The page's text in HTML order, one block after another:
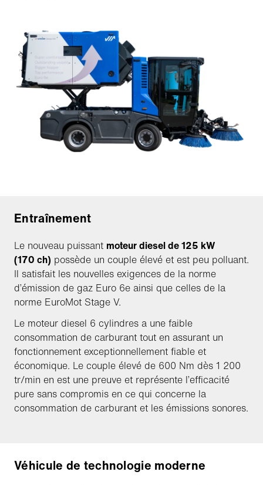
Entraînement
Le nouveau puissant moteur diesel de 125 kW
(170 ch) possède un couple élevé et est peu polluant.
Il satisfait les nouvelles exigences de la norme
d’émission de gaz Euro 6e ainsi que celles de la
norme EuroMot Stage V.
Le moteur diesel 6 cylindres a une faible
consommation de carburant tout en assurant un
fonctionnement exceptionnellement fiable et
économique. Le couple élevé de 600 Nm dès 1 200
tr/min en est une preuve et représente l’efficacité
pure sans compromis en ce qui concerne la
consommation de carburant et les émissions sonores.
Véhicule de technologie moderne